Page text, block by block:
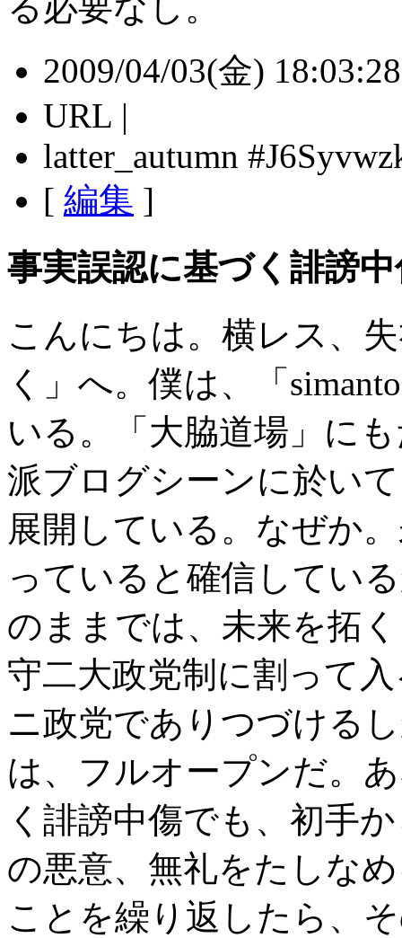
2009/04/03(金)
URL |
latter_autumn
[ 編集 ]
事実誤認に基づく誹謗
こんにちは。横レス、
く」へ。僕は、「
いる。「大脇道場」に
派ブログシーンに於い
展開している。なぜか
っていると確信してい
のままでは、未来を拓
守二大政党制に割って
ニ政党でありつづける
は、フルオープンだ。
く誹謗中傷でも、初手
の悪意、無礼をたしな
ことを繰り返したら、